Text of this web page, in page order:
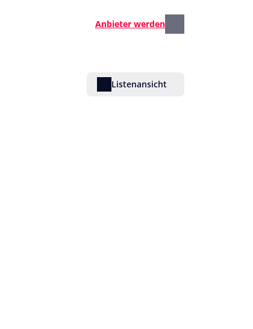
Anbieter werden
Listenansicht